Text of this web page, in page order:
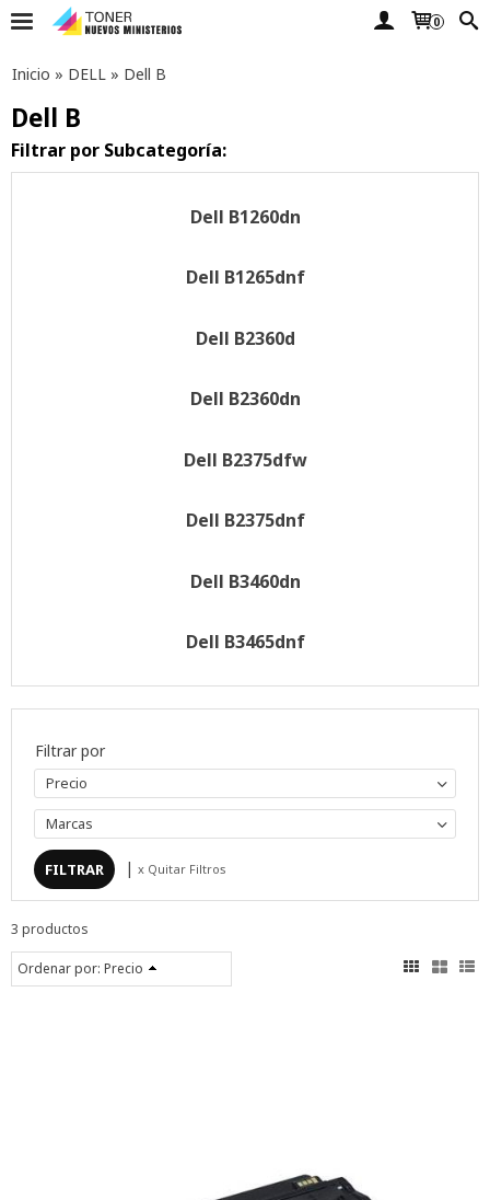
0
Inicio » DELL » Dell B
Dell B
Filtrar por Subcategoría:
Dell B1260dn
Dell B1265dnf
Dell B2360d
Dell B2360dn
Dell B2375dfw
Dell B2375dnf
Dell B3460dn
Dell B3465dnf
Filtrar por
Precio
Marcas
| x Quitar Filtros
3 productos
Ordenar por: Precio